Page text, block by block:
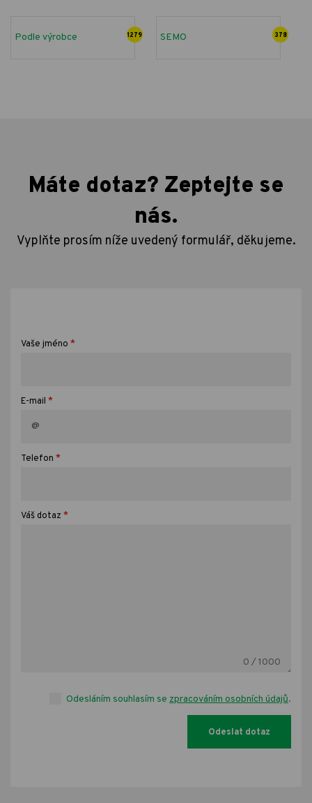
Podle výrobce 1279 SEMO 378
Máte dotaz? Zeptejte se
nás.
Vyplňte prosím níže uvedený formulář, děkujeme.
Vaše jméno *
E-mail *
Telefon *
Váš dotaz *
0 / 1000
Odesláním souhlasím se zpracováním osobních údajů.